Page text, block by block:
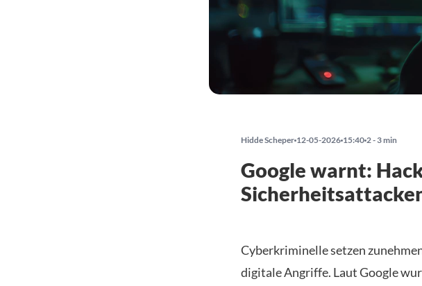
Hidde Scheper 12-05-2026 15:40 2 - 3 min
Google warnt:
Cyberkriminelle setzen
digitale Angriffe. Laut Google